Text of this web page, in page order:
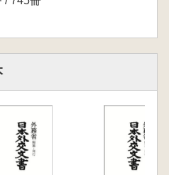
係一件
締結ノ件
款ニ関スル件